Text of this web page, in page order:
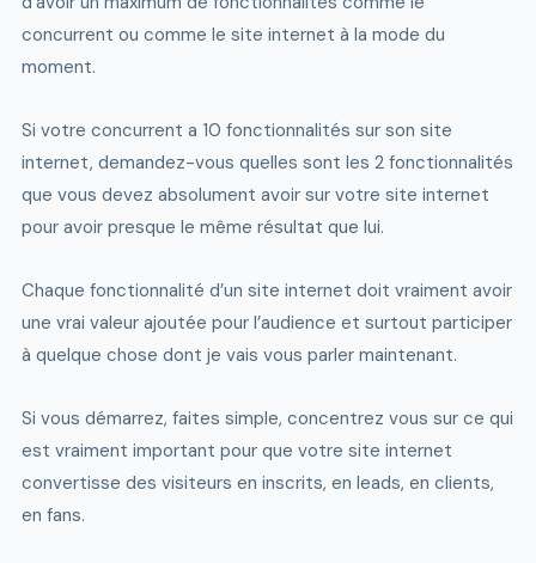
concurrent ou comme le site internet à la mode du
moment.
Si votre concurrent a 10 fonctionnalités sur son site
internet, demandez-vous quelles sont les 2 fonctionnalités
que vous devez absolument avoir sur votre site internet
pour avoir presque le même résultat que lui.
Chaque fonctionnalité d’un site internet doit vraiment avoir
une vrai valeur ajoutée pour l’audience et surtout participer
à quelque chose dont je vais vous parler maintenant.
Si vous démarrez, faites simple, concentrez vous sur ce qui
est vraiment important pour que votre site internet
convertisse des visiteurs en inscrits, en leads, en clients,
en fans.